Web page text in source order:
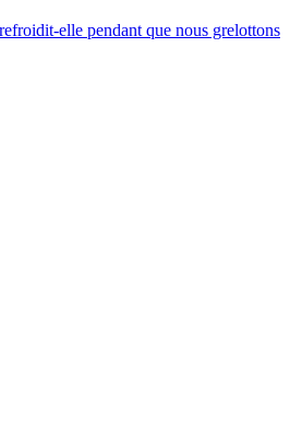
elle pendant que nous grelottons